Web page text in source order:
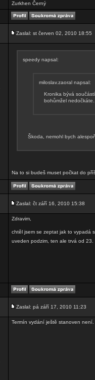
Zurkhen Černý
Zaslal: st červen 02, 2010 18:55
speedy napsal:
miloslav.zaoral napsal:
Kronika bývá
bohůmžel
Škoda, nemohl bych
Na to si budeš muset počkat do
Zaslal: čt září 16, 2010 15:38
Zdravim,
chtěl jsem se zeptat jak to vypadá
uveden podzim, ten ale trvá od
Zaslal: pá září 17, 2010 11:23
Termín vydání ještě stanoven není.